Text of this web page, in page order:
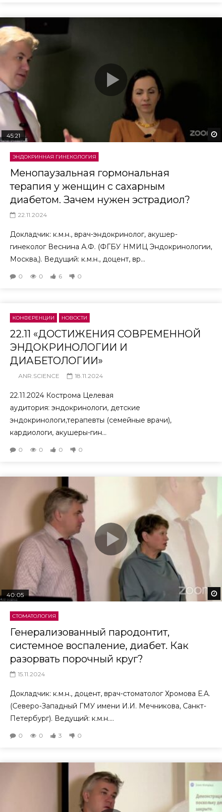
45:21
ЭНДОКРИННАЯ ГИНЕКОЛОГИЯ
Менопаузальная гормональная
терапия у женщин с сахарным
диабетом. Зачем нужен эстрадиол?
22.11.2024
Докладчик: к.м.н., врач-эндокринолог, акушер-
гинеколог Веснина А.Ф. (ФГБУ НМИЦ Эндокринологии,
Москва,). Ведущий: к.м.н., доцент, вр...
0 0 6 0
КОНФЕРЕНЦИИ НОВОСТИ
22.11 «ДОСТИЖЕНИЯ СОВРЕМЕННОЙ
ЭНДОКРИНОЛОГИИ И
ДИАБЕТОЛОГИИ»
ANR.SCIENCE 18.11.2024
22.11.2024 Кострома Целевая
аудитория: эндокринологи, детские
эндокринологи,терапевты (семейные врачи),
кардиологи, акушеры-гин...
0 0 0 0
40:05
СТОМАТОЛОГИЯ
Генерализованный пародонтит,
системное воспаление, диабет. Как
разорвать порочный круг?
15.11.2024
Докладчик: к.м.н., доцент, врач-стоматолог Хромова Е.А.
(Северо-Западный ГМУ имени И.И. Мечникова, Санкт-
Петербург). Ведущий: к.м.н....
0 0 3 0